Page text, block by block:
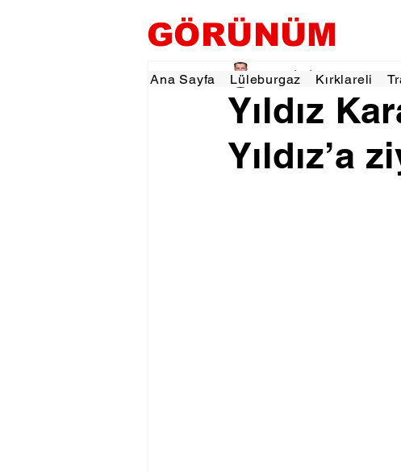
GÖRÜNÜM
Ana Sayfa Lüleburgaz Kırklareli
Yıldız
Yıldız’a
Tevfik İŞÇİ 5 Eyl 2025 1